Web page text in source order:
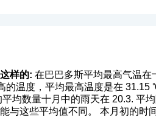
样的: 在巴巴多斯平均最高气温
的温度，平均最高温度是在
均数量十月中的雨天在 20.3. 平
与这些平均值不同。 本月初的时